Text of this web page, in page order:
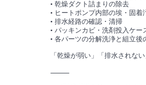
• 乾燥ダクト詰まりの除去
• ヒートポンプ内部の埃・固着
• 排水経路の確認・清掃
• パッキンカビ・洗剤投入ケー
• 各パーツの分解洗浄と組立後
「乾燥が弱い」「排水されな
⸻